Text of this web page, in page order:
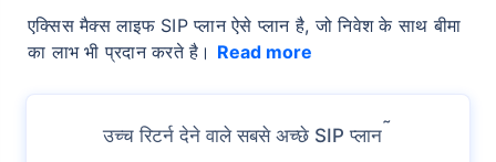
एक्सिस मैक्स लाइफ SIP प्लान ऐसे प्लान है, जो निवेश के साथ बीमा
का लाभ भी प्रदान करते है। Read more
उच्च रिटर्न देने वाले सबसे अच्छे SIP प्लान˜